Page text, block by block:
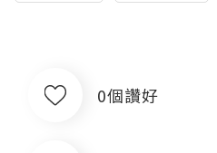
0個讚好